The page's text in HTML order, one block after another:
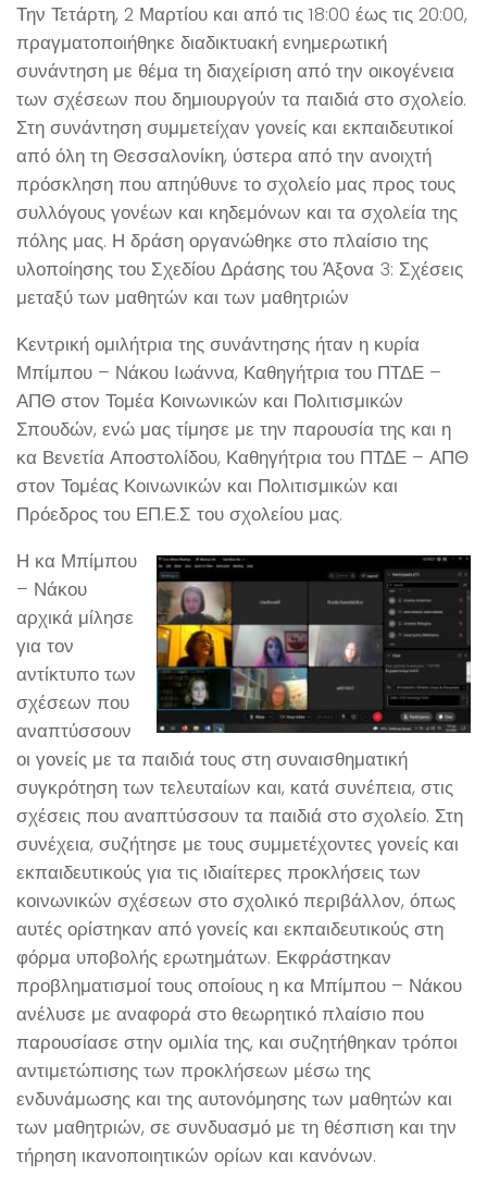
Την Τετάρτη, 2 Μαρτίου και από τις 18:00 έως τις 20:00,
πραγματοποιήθηκε διαδικτυακή ενημερωτική
συνάντηση με θέμα τη διαχείριση από την οικογένεια
των σχέσεων που δημιουργούν τα παιδιά στο σχολείο.
Στη συνάντηση συμμετείχαν γονείς και εκπαιδευτικοί
από όλη τη Θεσσαλονίκη, ύστερα από την ανοιχτή
πρόσκληση που απηύθυνε το σχολείο μας προς τους
συλλόγους γονέων και κηδεμόνων και τα σχολεία της
πόλης μας. Η δράση οργανώθηκε στο πλαίσιο της
υλοποίησης του Σχεδίου Δράσης του Άξονα 3: Σχέσεις
μεταξύ των μαθητών και των μαθητριών
Κεντρική ομιλήτρια της συνάντησης ήταν η κυρία
Μπίμπου – Νάκου Ιωάννα, Καθηγήτρια του ΠΤΔΕ –
ΑΠΘ στον Τομέα Κοινωνικών και Πολιτισμικών
Σπουδών, ενώ μας τίμησε με την παρουσία της και η
κα Βενετία Αποστολίδου, Καθηγήτρια του ΠΤΔΕ – ΑΠΘ
στον Τομέας Κοινωνικών και Πολιτισμικών και
Πρόεδρος του ΕΠ.Ε.Σ του σχολείου μας.
Η κα Μπίμπου
– Νάκου
αρχικά μίλησε
για τον
αντίκτυπο των
σχέσεων που
αναπτύσσουν
οι γονείς με τα παιδιά τους στη συναισθηματική
συγκρότηση των τελευταίων και, κατά συνέπεια, στις
σχέσεις που αναπτύσσουν τα παιδιά στο σχολείο. Στη
συνέχεια, συζήτησε με τους συμμετέχοντες γονείς και
εκπαιδευτικούς για τις ιδιαίτερες προκλήσεις των
κοινωνικών σχέσεων στο σχολικό περιβάλλον, όπως
αυτές ορίστηκαν από γονείς και εκπαιδευτικούς στη
φόρμα υποβολής ερωτημάτων. Εκφράστηκαν
προβληματισμοί τους οποίους η κα Μπίμπου – Νάκου
ανέλυσε με αναφορά στο θεωρητικό πλαίσιο που
παρουσίασε στην ομιλία της, και συζητήθηκαν τρόποι
αντιμετώπισης των προκλήσεων μέσω της
ενδυνάμωσης και της αυτονόμησης των μαθητών και
των μαθητριών, σε συνδυασμό με τη θέσπιση και την
τήρηση ικανοποιητικών ορίων και κανόνων.